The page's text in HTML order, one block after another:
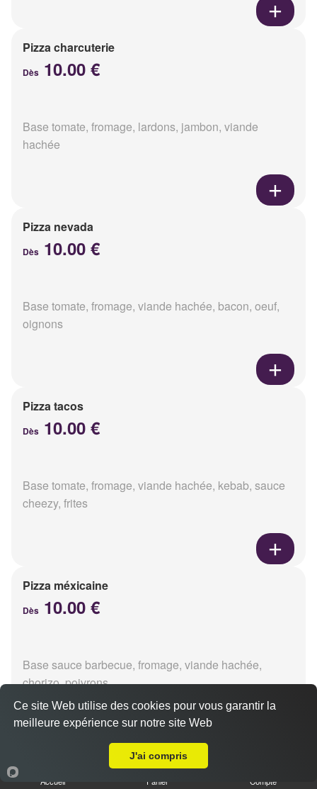
Pizza charcuterie
Dès 10.00 €
Base tomate, fromage, lardons, jambon, viande
hachée
Pizza nevada
Dès 10.00 €
Base tomate, fromage, viande hachée, bacon, oeuf,
oignons
Pizza tacos
Dès 10.00 €
Base tomate, fromage, viande hachée, kebab, sauce
cheezy, frites
Pizza méxicaine
Dès 10.00 €
Base sauce barbecue, fromage, viande hachée,
chorizo, poivrons
Accueil Panier Compte
Ce site Web utilise des cookies pour vous garantir la
meilleure expérience sur notre site Web
J'ai compris